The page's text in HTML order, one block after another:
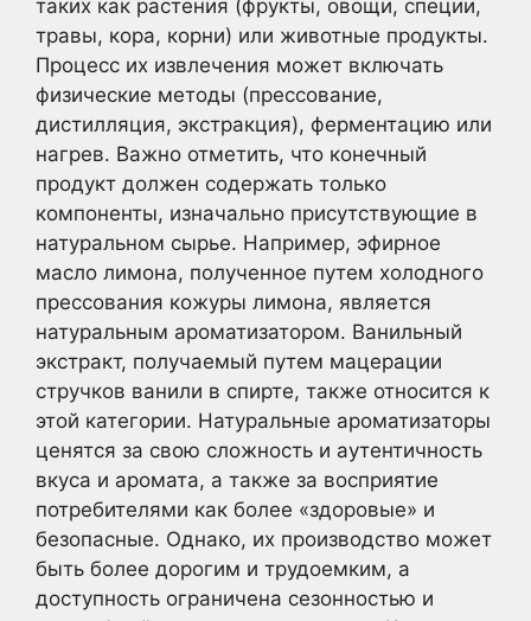
таких как растения (фрукты, овощи, специи,
травы, кора, корни) или животные продукты.
Процесс их извлечения может включать
физические методы (прессование,
дистилляция, экстракция), ферментацию или
нагрев. Важно отметить, что конечный
продукт должен содержать только
компоненты, изначально присутствующие в
натуральном сырье. Например, эфирное
масло лимона, полученное путем холодного
прессования кожуры лимона, является
натуральным ароматизатором. Ванильный
экстракт, получаемый путем мацерации
стручков ванили в спирте, также относится к
этой категории. Натуральные ароматизаторы
ценятся за свою сложность и аутентичность
вкуса и аромата, а также за восприятие
потребителями как более «здоровые» и
безопасные. Однако, их производство может
быть более дорогим и трудоемким, а
доступность ограничена сезонностью и